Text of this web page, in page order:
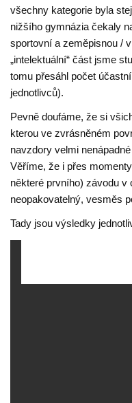
všechny kategorie byla
nižšího gymnázia čekaly
sportovní a zeměpisnou /
„intelektuální“ část jsme
tomu přesáhl počet
jednotlivců).
Pevně doufáme, že si
kterou ve zvrásněném
navzdory velmi
Věříme, že i přes
některé prvního) závodu v
neopakovatelný, vesměs
Tady jsou výsledky